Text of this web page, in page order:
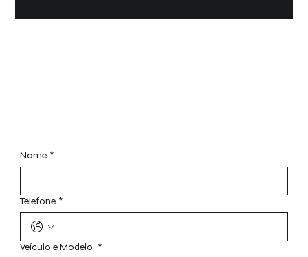
Nome *
Telefone *
Veículo e Modelo *